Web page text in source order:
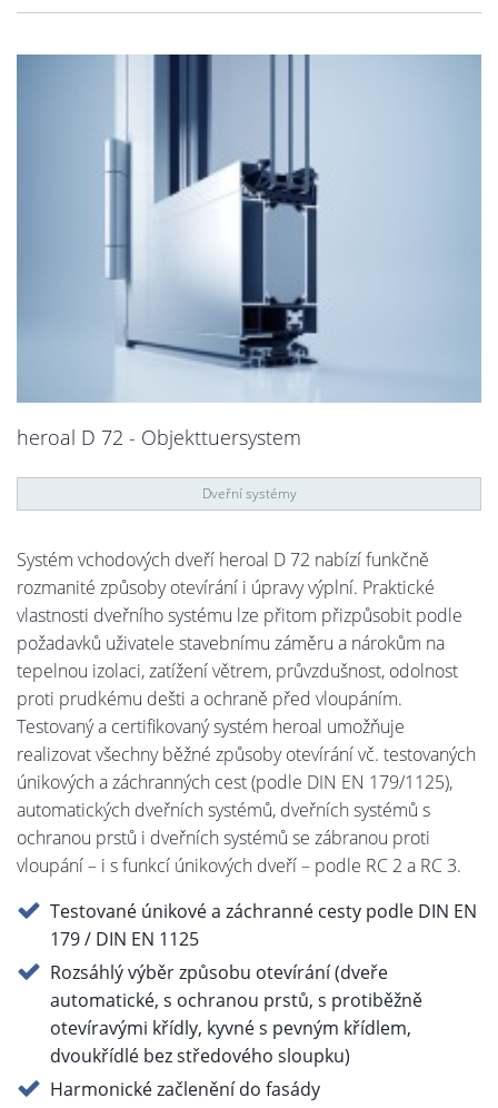
heroal D 72 - Objekttuersystem
Dveřní systémy
Systém vchodových dveří heroal D 72 nabízí funkčně
rozmanité způsoby otevírání i úpravy výplní. Praktické
vlastnosti dveřního systému lze přitom přizpůsobit podle
požadavků uživatele stavebnímu záměru a nárokům na
tepelnou izolaci, zatížení větrem, průvzdušnost, odolnost
proti prudkému dešti a ochraně před vloupáním.
Testovaný a certifikovaný systém heroal umožňuje
realizovat všechny běžné způsoby otevírání vč. testovaných
únikových a záchranných cest (podle DIN EN 179/1125),
automatických dveřních systémů, dveřních systémů s
ochranou prstů i dveřních systémů se zábranou proti
vloupání – i s funkcí únikových dveří – podle RC 2 a RC 3.
Testované únikové a záchranné cesty podle DIN EN
179 / DIN EN 1125
Rozsáhlý výběr způsobu otevírání (dveře
automatické, s ochranou prstů, s protiběžně
otevíravými křídly, kyvné s pevným křídlem,
dvoukřídlé bez středového sloupku)
Harmonické začlenění do fasády